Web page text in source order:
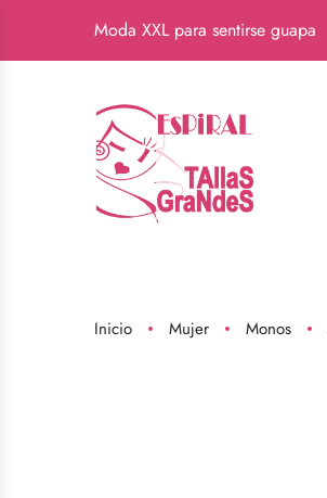
Moda XXL para sentirse guapa
Inicio Mujer Monos